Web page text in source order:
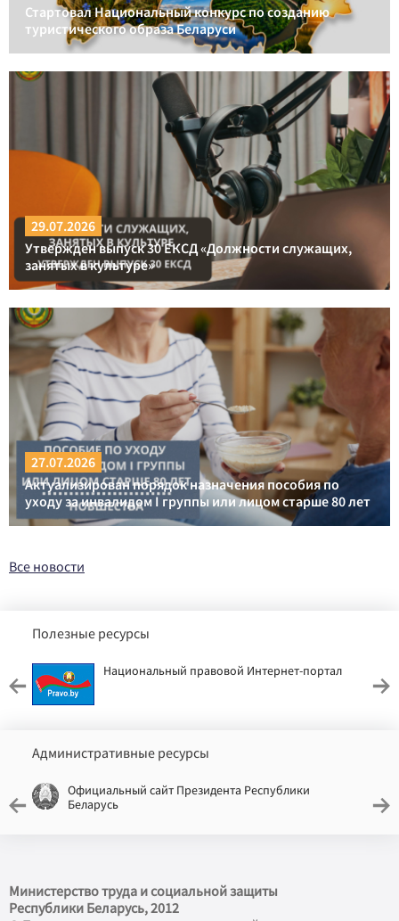
Стартовал Национальный конкурс по созданию
туристического образа Беларуси
29.07.2026
Утвержден выпуск 30 ЕКСД «Должности служащих,
занятых в культуре»
27.07.2026
Актуализирован порядок назначения пособия по
уходу за инвалидом I группы или лицом старше 80 лет
Все новости
Полезные ресурсы
Национальный правовой Интернет-портал
Административные ресурсы
Официальный сайт Президента Республики
Беларусь
Министерство труда и социальной защиты
Республики Беларусь, 2012